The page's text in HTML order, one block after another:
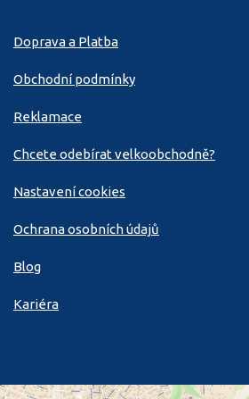
Doprava a Platba
Obchodní podmínky
Reklamace
Chcete odebírat velkoobchodně?
Nastavení cookies
Ochrana osobních údajů
Blog
Kariéra